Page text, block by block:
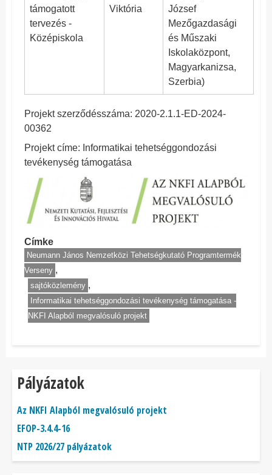
támogatott
tervezés -
Középiskola
Viktória
József
Mezőgazdasági
és Műszaki
Iskolaközpont,
Magyarkanizsa,
Szerbia)
Projekt szerződésszáma: 2020-2.1.1-ED-2024-
00362
Projekt címe: Informatikai tehetséggondozási
tevékenység támogatása
Címke
Neumann János Nemzetközi Tehetségkutató Programtermék
Verseny
sajtóközlemény
Informatikai tehetséggondozási tevékenység támogatása -
NKFI Alapból megvalósuló projekt
Pályázatok
Az NKFI Alapból megvalósuló projekt
EFOP-3.4.4-16
NTP 2026/27 pályázatok